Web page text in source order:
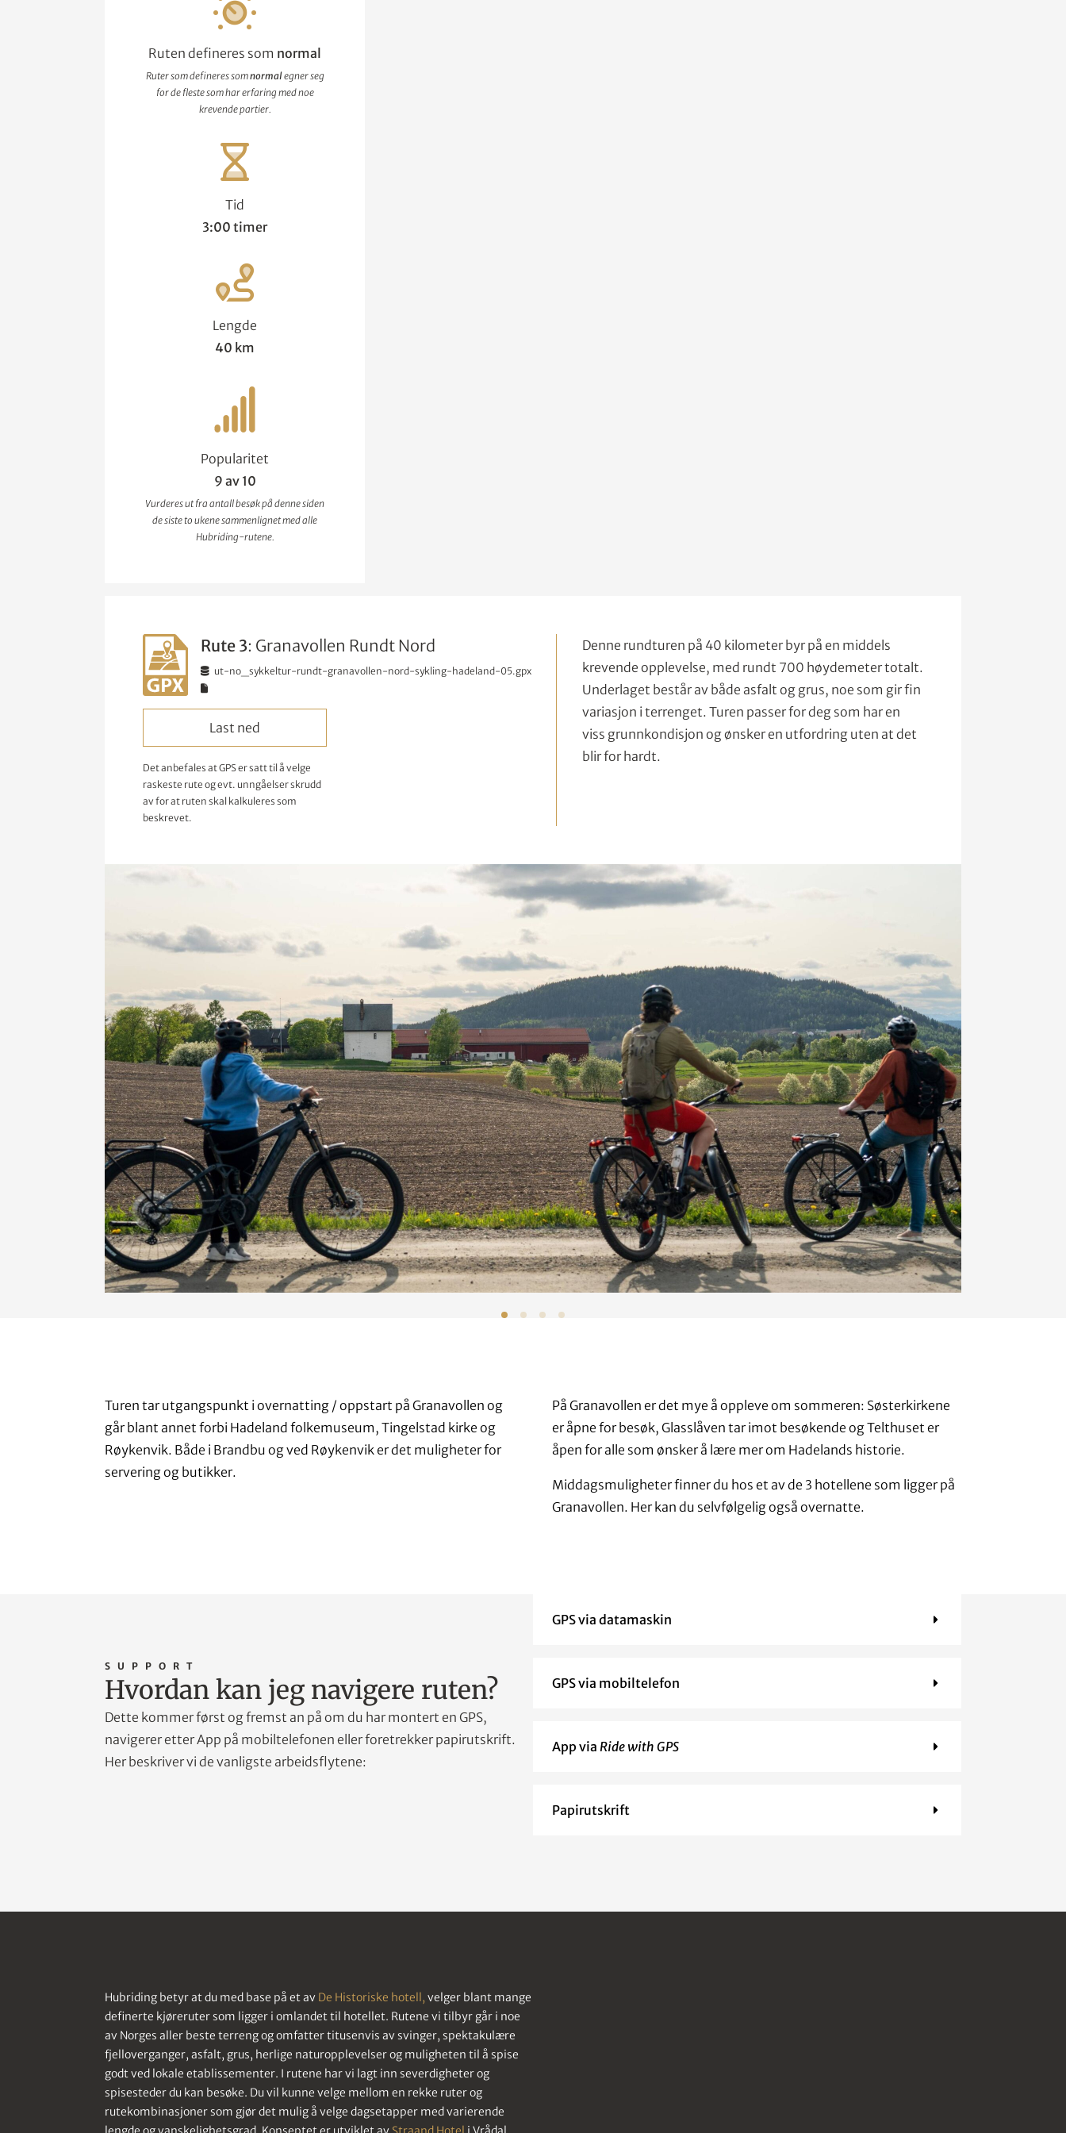
Ruten defineres som normal
Ruter som defineres somnormalegner seg
for de fleste som har erfaring med noe
krevende partier.
Tid
3:00 timer
Lengde
40 km
Popularitet
9 av 10
Vurderes ut fra antall besøk på denne siden
de siste to ukene sammenlignet med alle
Hubriding-rutene.
Rute 3: Granavollen Rundt Nord
ut-no_sykkeltur-rundt-granavollen-nord-sykling-hadeland-05.gpx
Last ned
Det anbefales at GPS er satt til å velge
raskeste rute og evt. unngåelser skrudd
av for at ruten skal kalkuleres som
beskrevet.
Denne rundturen på 40 kilometer byr på en middels
krevende opplevelse, med rundt 700 høydemeter totalt.
Underlaget består av både asfalt og grus, noe som gir fin
variasjon i terrenget. Turen passer for deg som har en
viss grunnkondisjon og ønsker en utfordring uten at det
blir for hardt.
Turen tar utgangspunkt i overnatting / oppstart på Granavollen og
går blant annet forbi Hadeland folkemuseum, Tingelstad kirke og
Røykenvik. Både i Brandbu og ved Røykenvik er det muligheter for
servering og butikker.
På Granavollen er det mye å oppleve om sommeren: Søsterkirkene
er åpne for besøk, Glasslåven tar imot besøkende og Telthuset er
åpen for alle som ønsker å lære mer om Hadelands historie.
Middagsmuligheter finner du hos et av de 3 hotellene som ligger på
Granavollen. Her kan du selvfølgelig også overnatte.
SUPPORT
Hvordan kan jeg navigere ruten?
Dette kommer først og fremst an på om du har montert en GPS,
navigerer etter App på mobiltelefonen eller foretrekker papirutskrift.
Her beskriver vi de vanligste arbeidsflytene:
GPS via datamaskin
GPS via mobiltelefon
App via Ride with GPS
Papirutskrift
Hubriding betyr at du med base på et av De Historiske hotell, velger blant mange
definerte kjøreruter som ligger i omlandet til hotellet. Rutene vi tilbyr går i noe
av Norges aller beste terreng og omfatter titusenvis av svinger, spektakulære
fjelloverganger, asfalt, grus, herlige naturopplevelser og muligheten til å spise
godt ved lokale etablissementer. I rutene har vi lagt inn severdigheter og
spisesteder du kan besøke. Du vil kunne velge mellom en rekke ruter og
rutekombinasjoner som gjør det mulig å velge dagsetapper med varierende